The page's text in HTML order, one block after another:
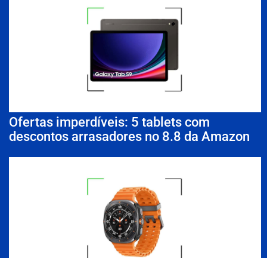
Ofertas imperdíveis: 5 tablets com
descontos arrasadores no 8.8 da Amazon